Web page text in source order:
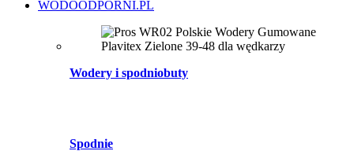
WODOODPORNI.PL
Wodery i spodniobuty
Spodnie